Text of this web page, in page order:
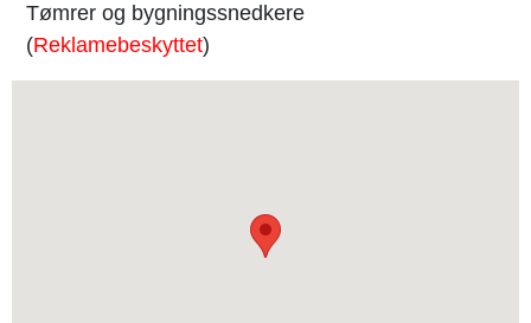
Tømrer og bygningssnedkere
(Reklamebeskyttet)